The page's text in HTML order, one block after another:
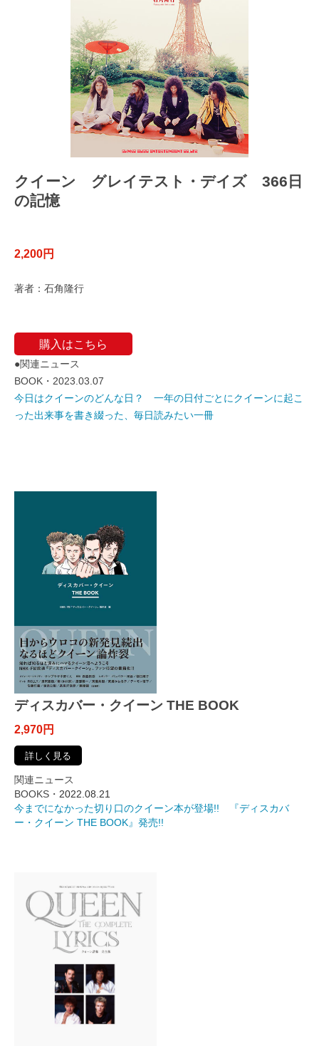
クイーン グレイテスト・デイズ 366日
の記憶
2,200円
著者：石角隆行
購入はこちら
●関連ニュース
BOOK・2023.03.07
今日はクイーンのどんな日？ 一年の日付ごとにクイーンに起こ
った出来事を書き綴った、毎日読みたい一冊
ディスカバー・クイーン THE BOOK
2,970円
詳しく見る
関連ニュース
BOOKS・ 2022.08.21
今までになかった切り口のクイーン本が登場!! 『ディスカバ
ー・クイーン THE BOOK』発売!!